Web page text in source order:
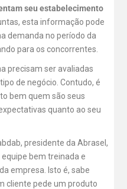
seu estabelecimento
esta informação pode
demanda no período da
para os concorrentes.
precisam ser avaliadas
de negócio. Contudo, é
bem quem são seus
quanto ao seu
presidente da Abrasel,
bem treinada e
empresa. Isto é, sabe
cliente pede um produto